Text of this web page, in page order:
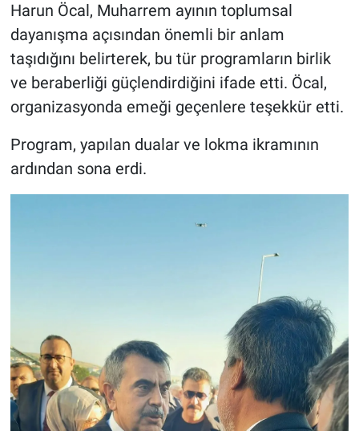
Harun Öcal, Muharrem ayının toplumsal
dayanışma açısından önemli bir anlam
taşıdığını belirterek, bu tür programların birlik
ve beraberliği güçlendirdiğini ifade etti. Öcal,
organizasyonda emeği geçenlere teşekkür etti.
Program, yapılan dualar ve lokma ikramının
ardından sona erdi.